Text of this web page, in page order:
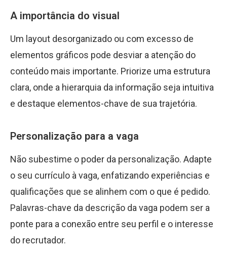
A importância do visual
Um layout desorganizado ou com excesso de
elementos gráficos pode desviar a atenção do
conteúdo mais importante. Priorize uma estrutura
clara, onde a hierarquia da informação seja intuitiva
e destaque elementos-chave de sua trajetória.
Personalização para a vaga
Não subestime o poder da personalização. Adapte
o seu currículo à vaga, enfatizando experiências e
qualificações que se alinhem com o que é pedido.
Palavras-chave da descrição da vaga podem ser a
ponte para a conexão entre seu perfil e o interesse
do recrutador.